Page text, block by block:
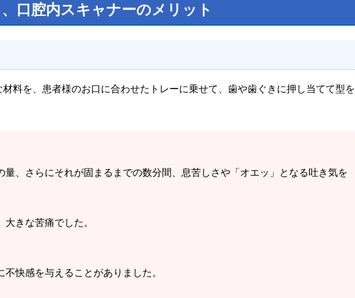
口腔内スキャナーのメリット
料を、患者様のお口に合わせたトレーに乗せて、歯や歯ぐきに押し当てて型を
、さらにそれが固まるまでの数分間、息苦しさや「オエッ」となる吐き気を
きな苦痛でした。
快感を与えることがありました。